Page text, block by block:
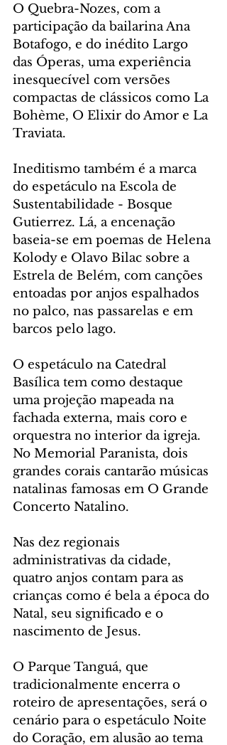
O Quebra-Nozes, com a
participação da bailarina Ana
Botafogo, e do inédito Largo
das Óperas, uma experiência
inesquecível com versões
compactas de clássicos como La
Bohème, O Elixir do Amor e La
Traviata.
Ineditismo também é a marca
do espetáculo na Escola de
Sustentabilidade - Bosque
Gutierrez. Lá, a encenação
baseia-se em poemas de Helena
Kolody e Olavo Bilac sobre a
Estrela de Belém, com canções
entoadas por anjos espalhados
no palco, nas passarelas e em
barcos pelo lago.
O espetáculo na Catedral
Basílica tem como destaque
uma projeção mapeada na
fachada externa, mais coro e
orquestra no interior da igreja.
No Memorial Paranista, dois
grandes corais cantarão músicas
natalinas famosas em O Grande
Concerto Natalino.
Nas dez regionais
administrativas da cidade,
quatro anjos contam para as
crianças como é bela a época do
Natal, seu significado e o
nascimento de Jesus.
O Parque Tanguá, que
tradicionalmente encerra o
roteiro de apresentações, será o
cenário para o espetáculo Noite
do Coração, em alusão ao tema